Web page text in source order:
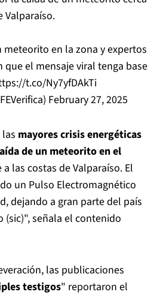
Valparaíso.
meteorito en la zona y expertos
el mensaje viral tenga base
t.co/Ny7yfDAkTi
February 27, 2025
mayores crisis energéticas
de un meteorito en el
las costas de Valparaíso. El
un Pulso Electromagnético
dejando a gran parte del país
señala el contenido
las publicaciones
testigos" reportaron el